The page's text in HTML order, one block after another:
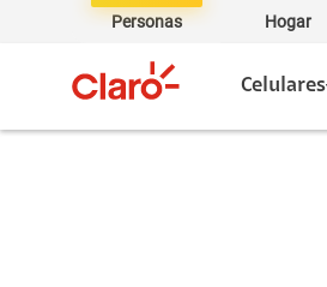
Personas Hogar
Celulares